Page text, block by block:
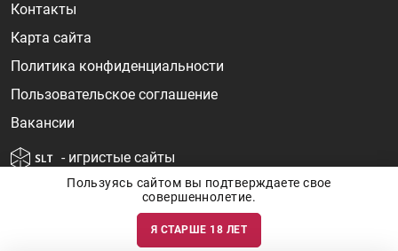
Контакты
Карта сайта
Политика конфиденциальности
Пользовательское соглашение
Вакансии
- игристые сайты
Информация о ценах и наличии товаров носит ознакомительный
характер и может быть не точной. Цены на импортные товары особенно
Пользуясь сайтом вы подтверждаете свое
совершеннолетие.
Я СТАРШЕ 18 ЛЕТ